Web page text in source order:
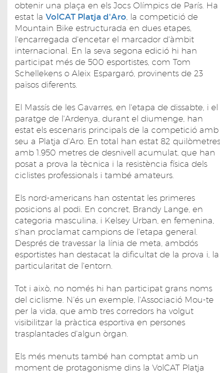
obtenir una plaça en els Jocs Olímpics de París. Ha
estat la VolCAT Platja d'Aro , la competició de
Mountain Bike estructurada en dues etapes,
l'encarregada d'encetar el marcador d'àmbit
internacional. En la seva segona edició hi han
participat més de 500 esportistes, com Tom
Schellekens o Aleix Espargaró, provinents de 23
països diferents.
El Massís de les Gavarres, en l'etapa de dissabte, i el
paratge de l'Ardenya, durant el diumenge, han
estat els escenaris principals de la competició amb
seu a Platja d'Aro. En total han estat 82 quilòmetres
amb 1.950 metres de desnivell acumulat, que han
posat a prova la tècnica i la resistència física dels
ciclistes professionals i també amateurs.
Els nord-americans han ostentat les primeres
posicions al podi. En concret, Brandy Lange, en
categoria masculina, i Kelsey Urban, en femenina,
s'han proclamat campions de l'etapa general.
Després de travessar la línia de meta, ambdós
esportistes han destacat la dificultat de la prova i, la
particularitat de l'entorn.
Tot i això, no només hi han participat grans noms
del ciclisme. N'és un exemple, l'Associació Mou-te
per la vida, que amb tres corredors ha volgut
visibilitzar la pràctica esportiva en persones
trasplantades d'algun òrgan.
Els més menuts també han comptat amb un
moment de protagonisme dins la VolCAT Platja